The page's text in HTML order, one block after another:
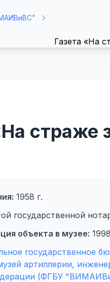
страже
1958 г.
государственной
объекта в музее:
государственное
артиллерии,
(ФГБУ